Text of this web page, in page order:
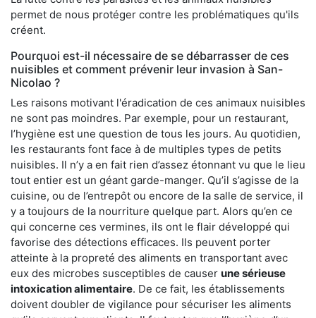
permet de nous protéger contre les problématiques qu'ils
créent.
Pourquoi est-il nécessaire de se débarrasser de ces
nuisibles et comment prévenir leur invasion à San-
Nicolao ?
Les raisons motivant l'éradication de ces animaux nuisibles
ne sont pas moindres. Par exemple, pour un restaurant,
l’hygiène est une question de tous les jours. Au quotidien,
les restaurants font face à de multiples types de petits
nuisibles. Il n’y a en fait rien d’assez étonnant vu que le lieu
tout entier est un géant garde-manger. Qu’il s’agisse de la
cuisine, ou de l’entrepôt ou encore de la salle de service, il
y a toujours de la nourriture quelque part. Alors qu’en ce
qui concerne ces vermines, ils ont le flair développé qui
favorise des détections efficaces. Ils peuvent porter
atteinte à la propreté des aliments en transportant avec
eux des microbes susceptibles de causer une sérieuse
intoxication alimentaire. De ce fait, les établissements
doivent doubler de vigilance pour sécuriser les aliments